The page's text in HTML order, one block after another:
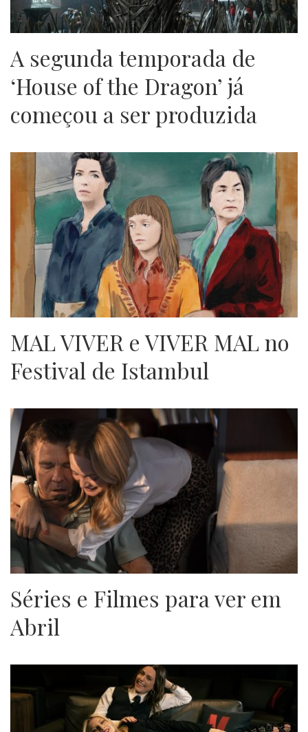
A segunda temporada de
‘House of the Dragon’ já
começou a ser produzida
MAL VIVER e VIVER MAL no
Festival de Istambul
Séries e Filmes para ver em
Abril